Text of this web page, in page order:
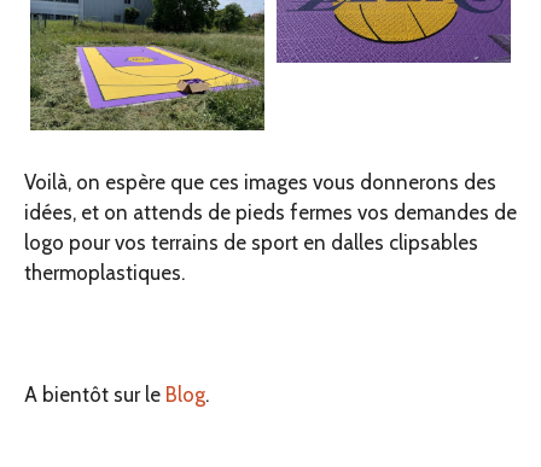
Voilà, on espère que ces images vous donnerons des
idées, et on attends de pieds fermes vos demandes de
logo pour vos terrains de sport en dalles clipsables
thermoplastiques.
A bientôt sur le Blog.